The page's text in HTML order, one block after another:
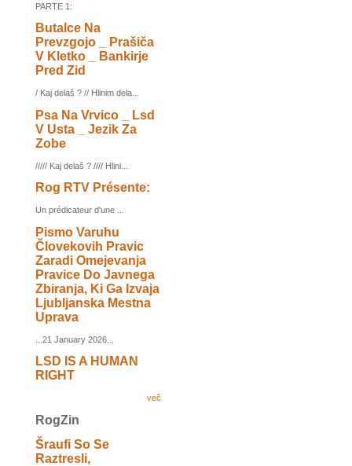
PARTE 1:
Butalce Na
Prevzgojo _ Prašiča
V Kletko _ Bankirje
Pred Zid
/ Kaj delaš ? // Hlinim dela...
Psa Na Vrvico _ Lsd
V Usta _ Jezik Za
Zobe
///// Kaj delaš ? //// Hlini...
Rog RTV Présente:
Un prédicateur d'une ...
Pismo Varuhu
Človekovih Pravic
Zaradi Omejevanja
Pravice Do Javnega
Zbiranja, Ki Ga Izvaja
Ljubljanska Mestna
Uprava
...21 January 2026...
LSD IS A HUMAN
RIGHT
več
RogZin
Šraufi So Se
Raztresli,